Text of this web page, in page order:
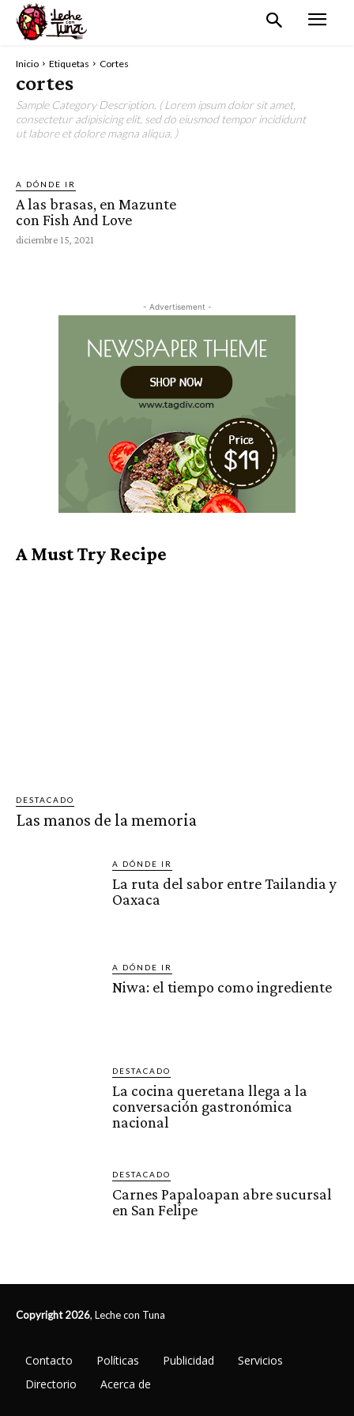
Inicio Etiquetas Cortes
cortes
Sample Category Description. ( Lorem ipsum dolor sit amet,
consectetur adipisicing elit, sed do eiusmod tempor incididunt
ut labore et dolore magna aliqua. )
A DÓNDE IR
A las brasas, en Mazunte
con Fish And Love
diciembre 15, 2021
- Advertisement -
A Must Try Recipe
DESTACADO
Las manos de la memoria
A DÓNDE IR
La ruta del sabor entre Tailandia y
Oaxaca
A DÓNDE IR
Niwa: el tiempo como ingrediente
DESTACADO
La cocina queretana llega a la
conversación gastronómica
nacional
DESTACADO
Carnes Papaloapan abre sucursal
en San Felipe
Copyright 2026, Leche con Tuna
Contacto Políticas Publicidad
Servicios
Directorio
Acerca de